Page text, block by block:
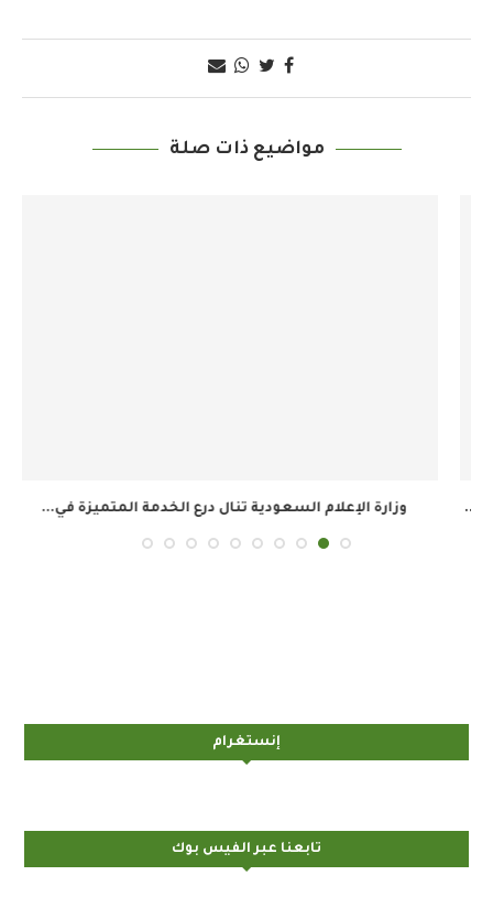
مواضيع ذات صلة
وزارة الإعلام السعودية تنال درع الخدمة المتميزة في...
إنستغرام
تابعنا عبر الفيس بوك